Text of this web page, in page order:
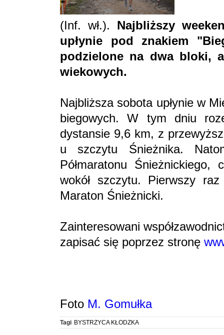
(Inf. wł.). Najbliższy
upłynie pod znakiem
podzielone na dwa bloki,
wiekowych.
Najbliższa sobota upłynie w
biegowych. W tym dniu
dystansie 9,6 km, z
u szczytu Śnieżnika.
Półmaratonu
wokół szczytu. Pierwszy
Maraton Śnieżnicki.
Zainteresowani
zapisać się poprzez stronę
Foto M. Gomułka
Tagi BYSTRZYCA KŁODZKA